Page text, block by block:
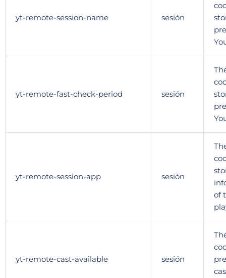
yt-remote-session-name sesión
yt-remote-fast-check-period sesión
yt-remote-session-app sesión
of
yt-remote-cast-available sesión